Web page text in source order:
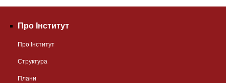
Про Інститут
Про Інститут
Структура
Плани